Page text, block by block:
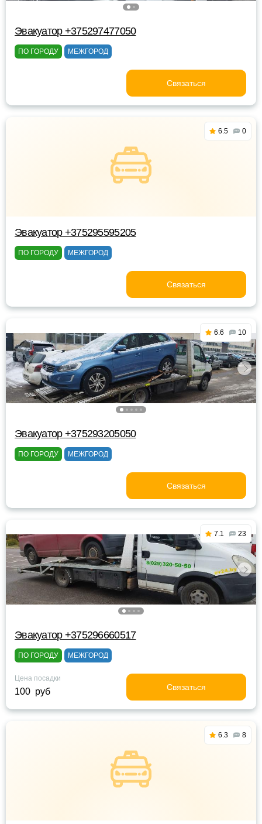
Эвакуатор +375297477050
ПО ГОРОДУ МЕЖГОРОД
Связаться
6.5 0
Эвакуатор +375295595205
ПО ГОРОДУ МЕЖГОРОД
Связаться
6.6 10
Эвакуатор +375293205050
ПО ГОРОДУ МЕЖГОРОД
Связаться
7.1 23
Эвакуатор +375296660517
ПО ГОРОДУ МЕЖГОРОД
Цена посадки
100 руб Связаться
6.3 8